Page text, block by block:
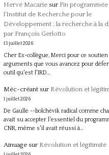
Hervé Macariesur Fin
l’Institut de Recherche pour le
Développement : la recherche à la
par François Gerlotto
13 juillet 2026
Cher Ex-collègue, Merci pour ce
arguments que vous avancez pour
outil qu'est l'IRD…
Méc-créantsur Révolution et
1 juillet 2026
De Gaulle --bolchévik radical comme
avait su accepter l'essentiel du
CNR, même s'il avait réussi à…
Ainuagesur Révolution et légitimité